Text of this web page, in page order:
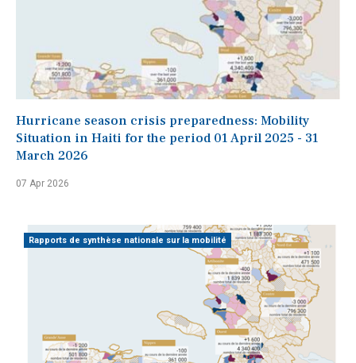
Hurricane season crisis preparedness: Mobility
Situation in Haiti for the period 01 April 2025 - 31
March 2026
07 Apr 2026
Rapports de synthèse nationale sur la mobilité